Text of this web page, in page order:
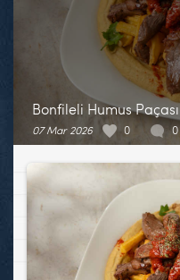
Bonfileli Humus Paçası
07 Mar 2026 0 0